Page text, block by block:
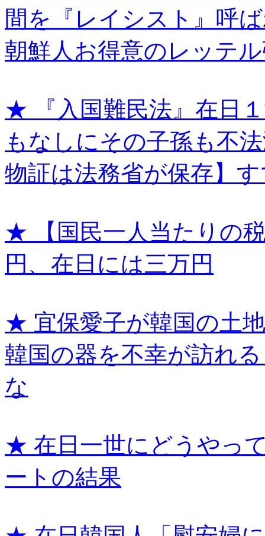
間を『レイシスト』呼
朝鮮人お得意のレッテ
★ 『入国難民法』在日
もなしにその子孫も不
物証は法務省が保存】
★ 【国民一人当たりの
円、在日には三万円
★ 宜保愛子が韓国の土
韓国の器を不幸が訪れ
な
★ 在日一世にどうやっ
ートの結果